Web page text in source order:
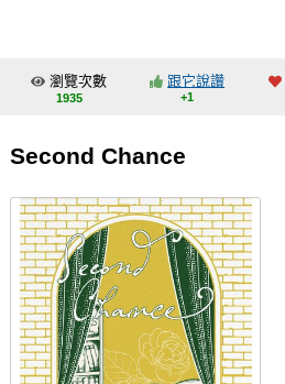
交流中心
會員中心
註冊會員
瀏覽次數
1935
跟它說讚
+1
Second Chance